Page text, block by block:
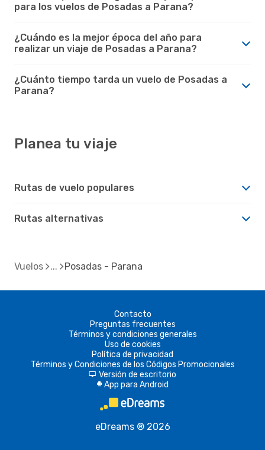
para los vuelos de Posadas a Parana?
¿Cuándo es la mejor época del año para
realizar un viaje de Posadas a Parana?
¿Cuánto tiempo tarda un vuelo de Posadas a
Parana?
Planea tu viaje
Rutas de vuelo populares
Rutas alternativas
Vuelos Posadas - Parana
Contacto
Preguntas frecuentes
Términos y condiciones generales
Uso de cookies
Política de privacidad
Términos y Condiciones de los Códigos Promocionales
d Versión de escritorio
A App para Android
eDreams ® 2026